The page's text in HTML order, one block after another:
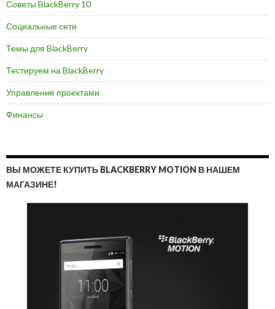
Советы BlackBerry 10
Социальные сети
Темы для BlackBerry
Тестируем на BlackBerry
Управление проектами
Финансы
ВЫ МОЖЕТЕ КУПИТЬ BLACKBERRY MOTION В НАШЕМ
МАГАЗИНЕ!